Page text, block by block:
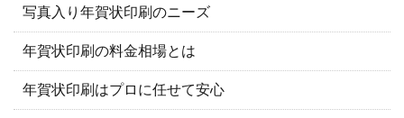
写真入り年賀状印刷のニーズ
年賀状印刷の料金相場とは
年賀状印刷はプロに任せて安心